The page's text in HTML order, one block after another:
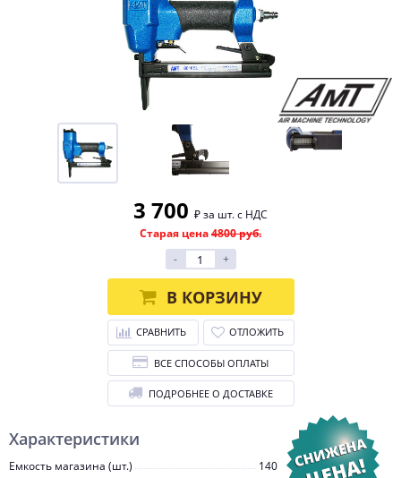
Характеристики
Емкость магазина (шт.)
140
3 700 ₽ за шт. с НДС
Старая цена4800 руб.
-
+
В КОРЗИНУ
СРАВНИТЬ ОТЛОЖИТЬ
ВСЕ СПОСОБЫ ОПЛАТЫ
ПОДРОБНЕЕ О ДОСТАВКЕ